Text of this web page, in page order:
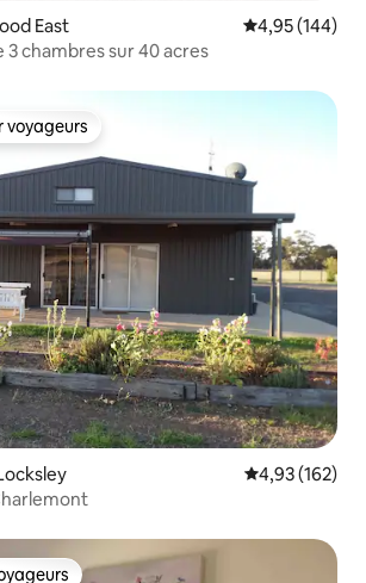
East Évaluation
4,95 (144)
3 chambres sur 40 acres
les plus appréciés
Évaluation
4,93 (162)